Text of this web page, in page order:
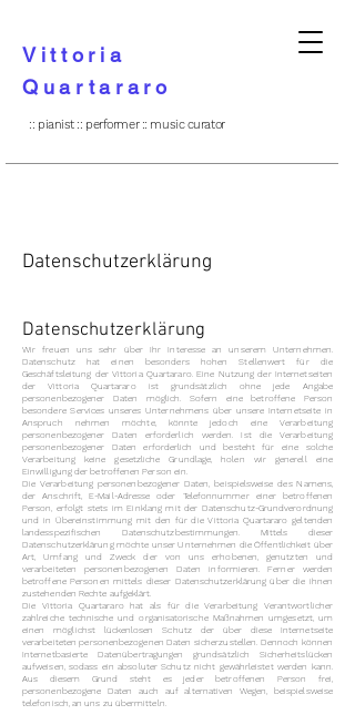
Vittoria
Quartararo
:: pianist :: performer :: music curator
Datenschutzerklärung
Datenschutzerklärung
Wir freuen uns sehr über Ihr Interesse an unserem Unternehmen.
Datenschutz hat einen besonders hohen Stellenwert für die
Geschäftsleitung der Vittoria Quartararo. Eine Nutzung der Internetseiten
der Vittoria Quartararo ist grundsätzlich ohne jede Angabe
personenbezogener Daten möglich. Sofern eine betroffene Person
besondere Services unseres Unternehmens über unsere Internetseite in
Anspruch nehmen möchte, könnte jedoch eine Verarbeitung
personenbezogener Daten erforderlich werden. Ist die Verarbeitung
personenbezogener Daten erforderlich und besteht für eine solche
Verarbeitung keine gesetzliche Grundlage, holen wir generell eine
Einwilligung der betroffenen Person ein.
Die Verarbeitung personenbezogener Daten, beispielsweise des Namens,
der Anschrift, E-Mail-Adresse oder Telefonnummer einer betroffenen
Person, erfolgt stets im Einklang mit der Datenschutz-Grundverordnung
und in Übereinstimmung mit den für die Vittoria Quartararo geltenden
landesspezifischen Datenschutzbestimmungen. Mittels dieser
Datenschutzerklärung möchte unser Unternehmen die Öffentlichkeit über
Art, Umfang und Zweck der von uns erhobenen, genutzten und
verarbeiteten personenbezogenen Daten informieren. Ferner werden
betroffene Personen mittels dieser Datenschutzerklärung über die ihnen
zustehenden Rechte aufgeklärt.
Die Vittoria Quartararo hat als für die Verarbeitung Verantwortlicher
zahlreiche technische und organisatorische Maßnahmen umgesetzt, um
einen möglichst lückenlosen Schutz der über diese Internetseite
verarbeiteten personenbezogenen Daten sicherzustellen. Dennoch können
Internetbasierte Datenübertragungen grundsätzlich Sicherheitslücken
aufweisen, sodass ein absoluter Schutz nicht gewährleistet werden kann.
Aus diesem Grund steht es jeder betroffenen Person frei,
personenbezogene Daten auch auf alternativen Wegen, beispielsweise
telefonisch, an uns zu übermitteln.